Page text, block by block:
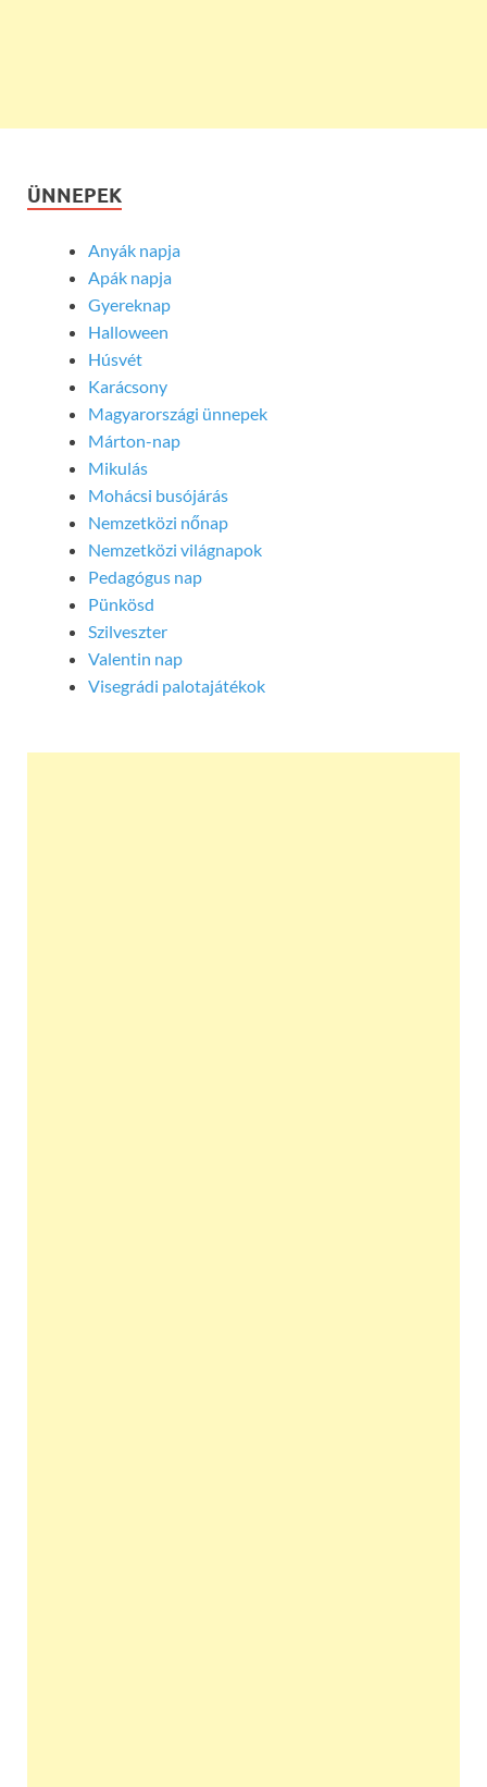
ÜNNEPEK
Anyák napja
Apák napja
Gyereknap
Halloween
Húsvét
Karácsony
Magyarországi ünnepek
Márton-nap
Mikulás
Mohácsi busójárás
Nemzetközi nőnap
Nemzetközi világnapok
Pedagógus nap
Pünkösd
Szilveszter
Valentin nap
Visegrádi palotajátékok